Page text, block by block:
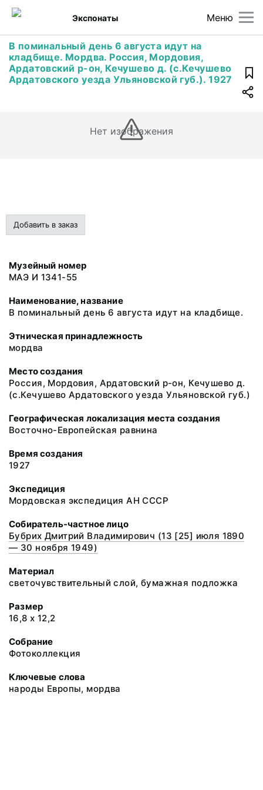
Меню
Экспонаты
В поминальный день 6 августа идут на
кладбище. Мордва. Россия, Мордовия,
Ардатовский р-он, Кечушево д. (с.Кечушево
Ардатовского уезда Ульяновской губ.). 1927
Нет изображения
Добавить в заказ
Музейный номер
МАЭ И 1341-55
Наименование, название
В поминальный день 6 августа идут на кладбище.
Этническая принадлежность
мордва
Место создания
Россия, Мордовия, Ардатовский р-он, Кечушево д.
(с.Кечушево Ардатовского уезда Ульяновской губ.)
Географическая локализация места создания
Восточно-Европейская равнина
Время создания
1927
Экспедиция
Мордовская экспедиция АН СССР
Собиратель-частное лицо
Бубрих Дмитрий Владимирович (13 [25] июля 1890
— 30 ноября 1949)
Материал
светочувствительный слой, бумажная подложка
Размер
16,8 х 12,2
Собрание
Фотоколлекция
Ключевые слова
народы Европы, мордва